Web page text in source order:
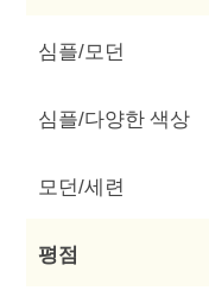
심플/모던
심플/다양한 색상
모던/세련
평점